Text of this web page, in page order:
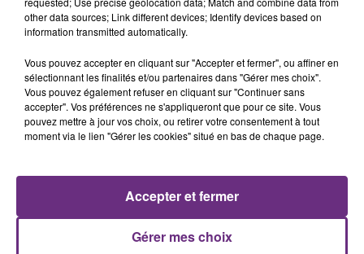
other data sources; Link different devices; Identify devices based on
information transmitted automatically.
Vous pouvez accepter en cliquant sur "Accepter et fermer", ou affiner en
sélectionnant les finalités et/ou partenaires dans "Gérer mes choix".
Vous pouvez également refuser en cliquant sur "Continuer sans
accepter". Vos préférences ne s'appliqueront que pour ce site. Vous
pouvez mettre à jour vos choix, ou retirer votre consentement à tout
moment via le lien "Gérer les cookies" situé en bas de chaque page.
Gérer mes choix
Accepter et fermer